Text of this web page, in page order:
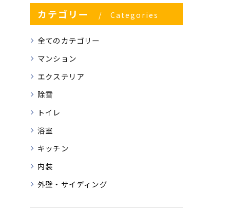
カテゴリー Categories
全てのカテゴリー
マンション
エクステリア
除雪
トイレ
浴室
キッチン
内装
外壁・サイディング